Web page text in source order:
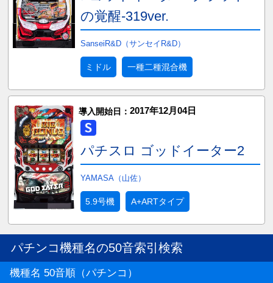
の覚醒-319ver.
SanseiR&D（サンセイR&D）
ミドル 一種二種混合機
導入開始日： 2017年12月04日
パチスロ ゴッドイーター2
YAMASA（山佐）
5.9号機 A+ARTタイプ
パチンコ機種名の50音索引検索
機種名 50音順（パチンコ）